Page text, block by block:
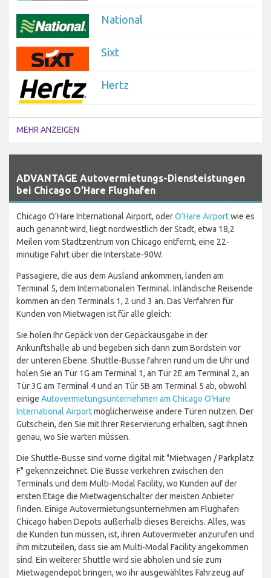
National
Sixt
Hertz
MEHR ANZEIGEN
ADVANTAGE Autovermietungs-Diensteistungen
bei Chicago O'Hare Flughafen
Chicago O'Hare International Airport, oderO'Hare Airportwie es
auch genannt wird, liegt nordwestlich der Stadt, etwa 18,2
Meilen vom Stadtzentrum von Chicago entfernt, eine 22-
minütige Fahrt über die Interstate-90W.
Passagiere, die aus dem Ausland ankommen, landen am
Terminal 5, dem Internationalen Terminal. Inländische Reisende
kommen an den Terminals 1, 2 und 3 an. Das Verfahren für
Kunden von Mietwagen ist für alle gleich:
Sie holen Ihr Gepäck von der Gepäckausgabe in der
Ankunftshalle ab und begeben sich dann zum Bordstein vor
der unteren Ebene. Shuttle-Busse fahren rund um die Uhr und
holen Sie an Tür 1G am Terminal 1, an Tür 2E am Terminal 2, an
Tür 3G am Terminal 4 und an Tür 5B am Terminal 5 ab, obwohl
einige Autovermietungsunternehmen am Chicago O'Hare
International Airportmöglicherweise andere Türen nutzen. Der
Gutschein, den Sie mit Ihrer Reservierung erhalten, sagt Ihnen
genau, wo Sie warten müssen.
Die Shuttle-Busse sind vorne digital mit "Mietwagen / Parkplatz
F" gekennzeichnet. Die Busse verkehren zwischen den
Terminals und dem Multi-Modal Facility, wo Kunden auf der
ersten Etage die Mietwagenschalter der meisten Anbieter
finden. Einige Autovermietungsunternehmen am Flughafen
Chicago haben Depots außerhalb dieses Bereichs. Alles, was
die Kunden tun müssen, ist, ihren Autovermieter anzurufen und
ihm mitzuteilen, dass sie am Multi-Modal Facility angekommen
sind. Ein weiterer Shuttle wird sie abholen und sie zum
Mietwagendepot bringen, wo ihr ausgewähltes Fahrzeug auf